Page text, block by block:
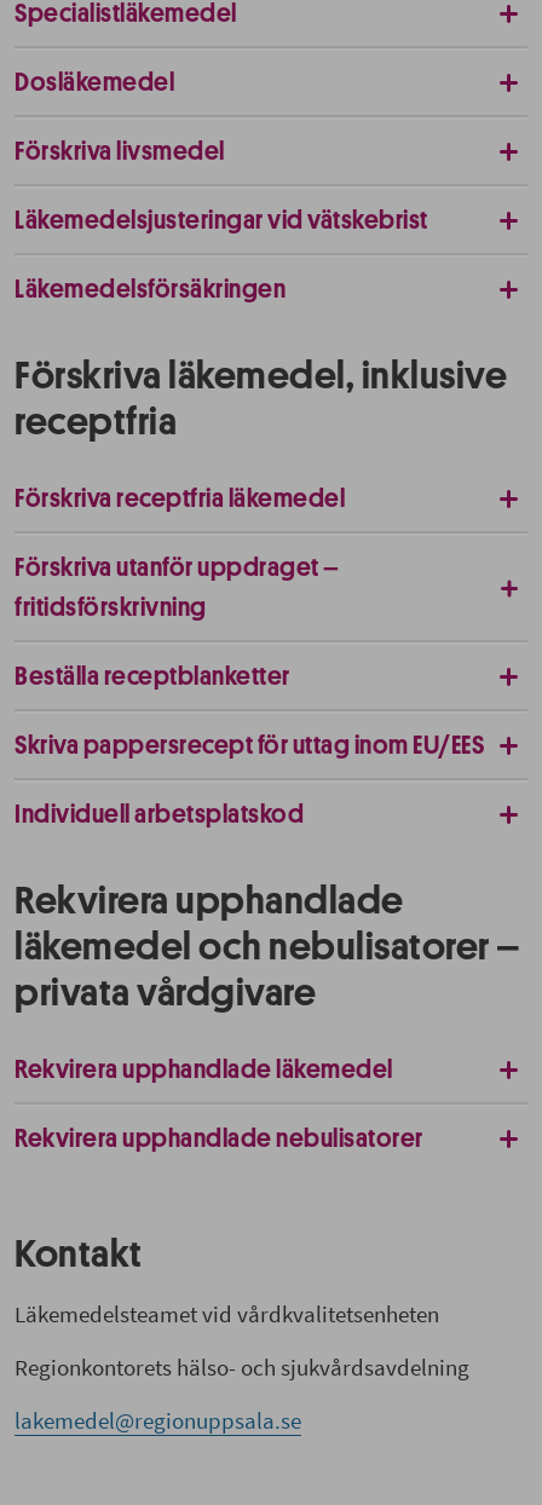
Specialistläkemedel
Dosläkemedel
Förskriva livsmedel
Läkemedelsjusteringar vid vätskebrist
Läkemedelsförsäkringen
Förskriva läkemedel, inklusive
receptfria
Förskriva receptfria läkemedel
Förskriva utanför uppdraget –
fritidsförskrivning
Beställa receptblanketter
Skriva pappersrecept för uttag inom EU/EES
Individuell arbetsplatskod
Rekvirera upphandlade
läkemedel och nebulisatorer –
privata vårdgivare
Rekvirera upphandlade läkemedel
Rekvirera upphandlade nebulisatorer
Kontakt
Läkemedelsteamet vid vårdkvalitetsenheten
Regionkontorets hälso- och sjukvårdsavdelning
lakemedel@regionuppsala.se